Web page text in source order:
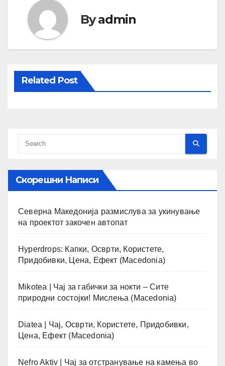
Byadmin
Related Post
Скорешни Написи
Северна Македонија размислува за укинување
на проектот закочен автопат
Hyperdrops: Капки, Осврти, Користете,
Придобивки, Цена, Ефект (Macedonia)
Mikotea | Чај за габички за нокти – Сите
природни состојки! Мислења (Macedonia)
Diatea | Чај, Осврти, Користете, Придобивки,
Цена, Ефект (Macedonia)
Nefro Aktiv | Чај за отстранување на камења во